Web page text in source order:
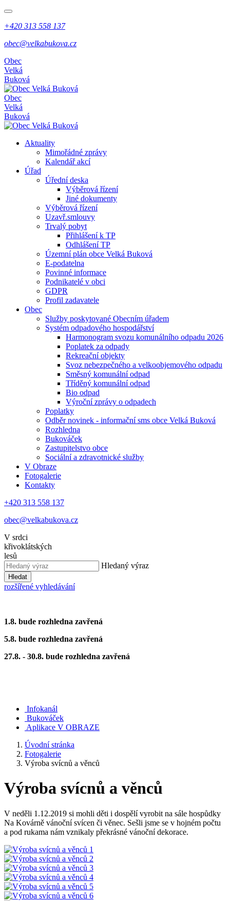
+420 313 558 137
obec@velkabukova.cz
Obec
Velká
Buková
Obec
Velká
Buková
Aktuality
Mimořádné zprávy
Kalendář akcí
Úřad
Úřední deska
Výběrová řízení
Jiné dokumenty
Výběrová řízení
Uzavř.smlouvy
Trvalý pobyt
Přihlášení k TP
Odhlášení TP
Územní plán obce Velká Buková
E-podatelna
Povinné informace
Podnikatelé v obci
GDPR
Profil zadavatele
Obec
Služby poskytované Obecním úřadem
Systém odpadového hospodářství
Harmonogram svozu komunálního odpadu 2026
Poplatek za odpady
Rekreační objekty
Svoz nebezpečného a velkoobjemového odpadu
Směsný komunální odpad
Tříděný komunální odpad
Bio odpad
Výroční zprávy o odpadech
Poplatky
Odběr novinek - informační sms obce Velká Buková
Rozhledna
Bukováček
Zastupitelstvo obce
Sociální a zdravotnické služby
V Obraze
Fotogalerie
Kontakty
+420 313 558 137
obec@velkabukova.cz
V srdci
křivoklátských
lesů
Hledaný výraz
Hledat
rozšířené vyhledávání
1.8. bude rozhledna zavřená
5.8. bude rozhledna zavřená
27.8. - 30.8. bude rozhledna zavřená
Infokanál
Bukováček
Aplikace V OBRAZE
Úvodní stránka
Fotogalerie
Výroba svícnů a věnců
Výroba svícnů a věnců
V neděli 1.12.2019 si mohli děti i dospělí vyrobit na sále hospůdky
Na Kovárně vánoční svícen či věnec. Sešli jsme se v hojném počtu
a pod rukama nám vznikaly překrásné vánoční dekorace.